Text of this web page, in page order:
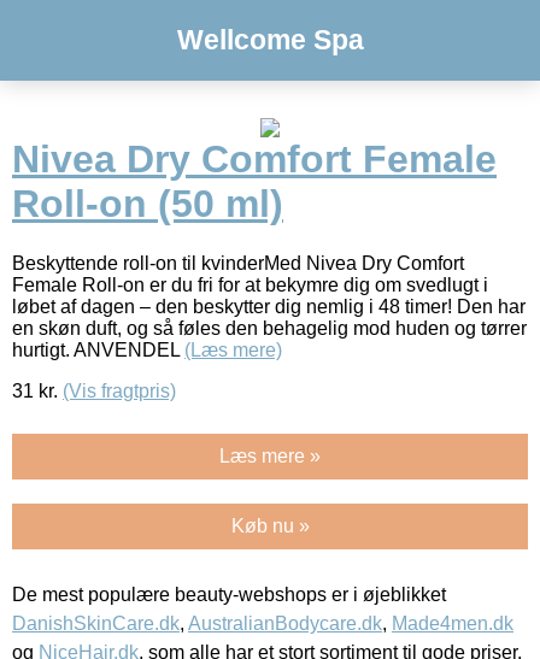
Wellcome Spa
Nivea Dry Comfort Female
Roll-on (50 ml)
Beskyttende roll-on til kvinderMed Nivea Dry Comfort
Female Roll-on er du fri for at bekymre dig om svedlugt i
løbet af dagen – den beskytter dig nemlig i 48 timer! Den har
en skøn duft, og så føles den behagelig mod huden og tørrer
hurtigt. ANVENDEL (Læs mere)
31 kr. (Vis fragtpris)
Læs mere »
Køb nu »
De mest populære beauty-webshops er i øjeblikket
DanishSkinCare.dk, AustralianBodycare.dk, Made4men.dk
og NiceHair.dk, som alle har et stort sortiment til gode priser.